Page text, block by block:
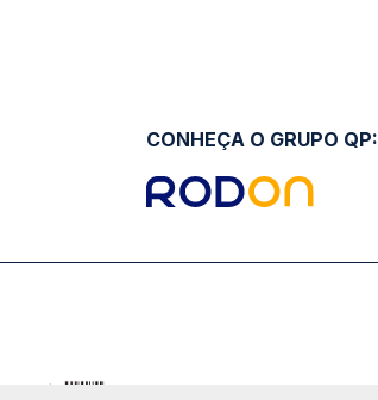
CONHEÇA O GRUPO QP: